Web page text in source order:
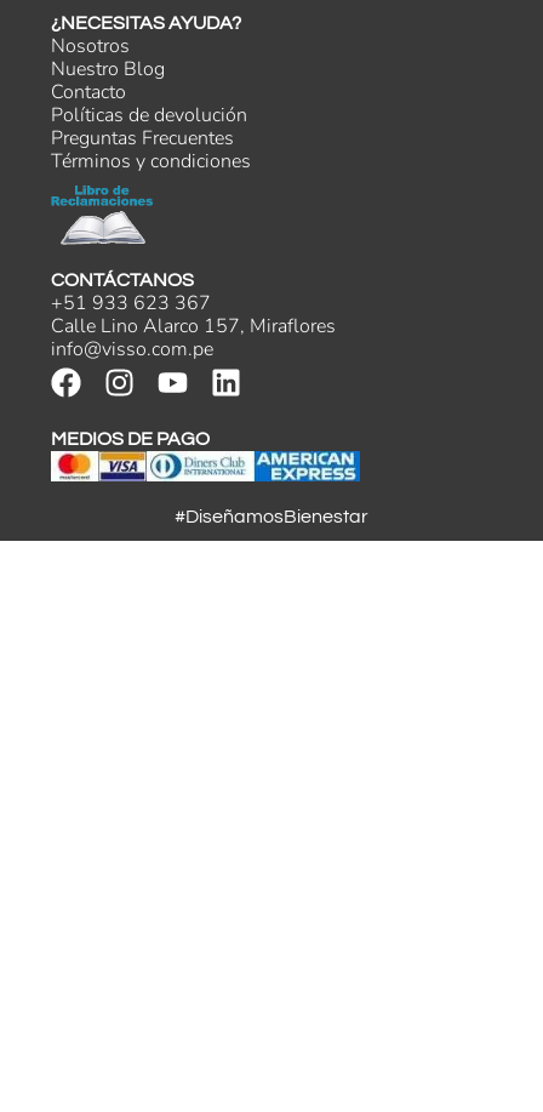
¿NECESITAS AYUDA?
Nosotros
Nuestro Blog
Contacto
Políticas de devolución
Preguntas Frecuentes
Términos y condiciones
CONTÁCTANOS
+51 933 623 367
Calle Lino Alarco 157, Miraflores
info@visso.com.pe
MEDIOS DE PAGO
#DiseñamosBienestar